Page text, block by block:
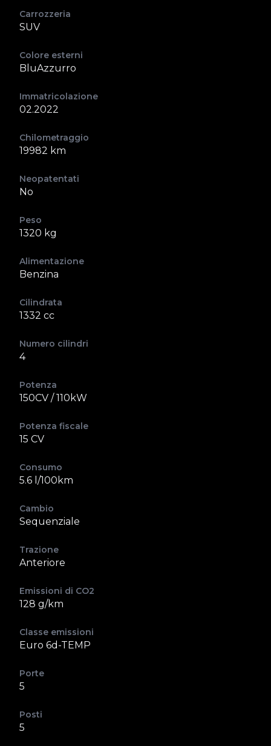
Carrozzeria
SUV
Colore esterni
BluAzzurro
Immatricolazione
02.2022
Chilometraggio
19982 km
Neopatentati
No
Peso
1320 kg
Alimentazione
Benzina
Cilindrata
1332 cc
Numero cilindri
4
Potenza
150CV / 110kW
Potenza fiscale
15 CV
Consumo
5.6 l/100km
Cambio
Sequenziale
Trazione
Anteriore
Emissioni di CO2
128 g/km
Classe emissioni
Euro 6d-TEMP
Porte
5
Posti
5